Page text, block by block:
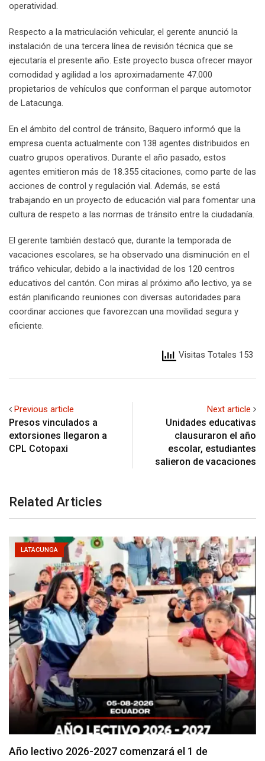
operatividad.
Respecto a la matriculación vehicular, el gerente anunció la
instalación de una tercera línea de revisión técnica que se
ejecutaría el presente año. Este proyecto busca ofrecer mayor
comodidad y agilidad a los aproximadamente 47.000
propietarios de vehículos que conforman el parque automotor
de Latacunga.
En el ámbito del control de tránsito, Baquero informó que la
empresa cuenta actualmente con 138 agentes distribuidos en
cuatro grupos operativos. Durante el año pasado, estos
agentes emitieron más de 18.355 citaciones, como parte de las
acciones de control y regulación vial. Además, se está
trabajando en un proyecto de educación vial para fomentar una
cultura de respeto a las normas de tránsito entre la ciudadanía.
El gerente también destacó que, durante la temporada de
vacaciones escolares, se ha observado una disminución en el
tráfico vehicular, debido a la inactividad de los 120 centros
educativos del cantón. Con miras al próximo año lectivo, ya se
están planificando reuniones con diversas autoridades para
coordinar acciones que favorezcan una movilidad segura y
eficiente.
Visitas Totales 153
Previous article
Presos vinculados a
extorsiones llegaron a
CPL Cotopaxi
Next article
Unidades educativas
clausuraron el año
escolar, estudiantes
salieron de vacaciones
Related Articles
LATACUNGA
Se suspenderá servicio de agua potable en varios…